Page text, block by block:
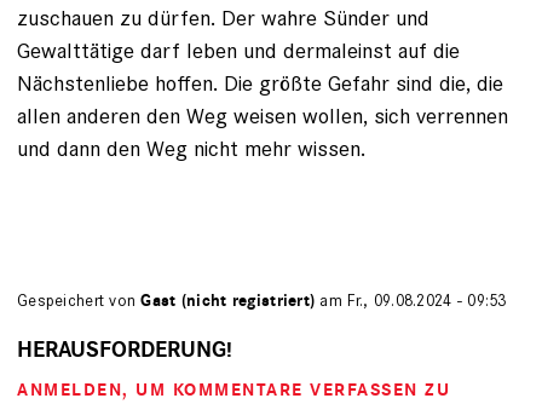
zuschauen zu dürfen. Der wahre Sünder und
Gewalttätige darf leben und dermaleinst auf die
Nächstenliebe hoffen. Die größte Gefahr sind die, die
allen anderen den Weg weisen wollen, sich verrennen
und dann den Weg nicht mehr wissen.
Gespeichert vonGast (nicht registriert) am Fr., 09.08.2024 - 09:53
HERAUSFORDERUNG!
ANMELDEN, UM KOMMENTARE VERFASSEN ZU